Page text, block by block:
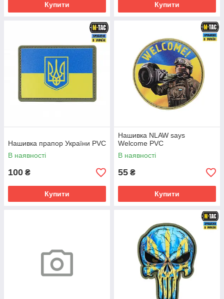
Купити Купити
Нашивка прапор України PVC
В наявності
100 ₴
Купити
Нашивка NLAW says
Welcome PVC
В наявності
55 ₴
Купити